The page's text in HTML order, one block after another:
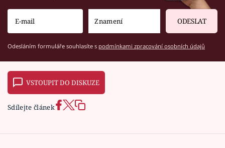
ODESLAT
Odesláním formuláře souhlasíte s podmínkami zpracování osobních údajů
VSTOUPIT DO DISKUZE
Sdílejte článek